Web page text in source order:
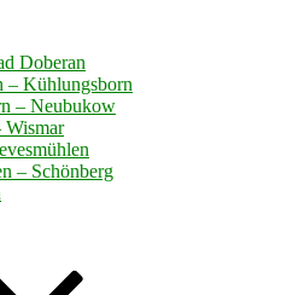
Doberan
– Kühlungsborn
– Neubukow
– Schönberg